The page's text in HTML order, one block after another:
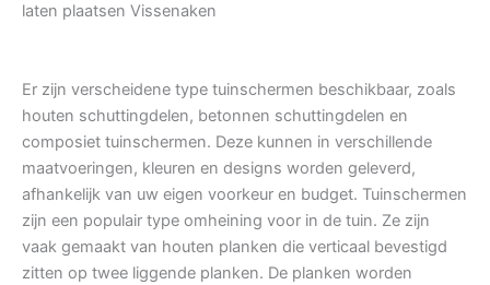
laten plaatsen Vissenaken
Er zijn verscheidene type tuinschermen beschikbaar, zoals
houten schuttingdelen, betonnen schuttingdelen en
composiet tuinschermen. Deze kunnen in verschillende
maatvoeringen, kleuren en designs worden geleverd,
afhankelijk van uw eigen voorkeur en budget. Tuinschermen
zijn een populair type omheining voor in de tuin. Ze zijn
vaak gemaakt van houten planken die verticaal bevestigd
zitten op twee liggende planken. De planken worden